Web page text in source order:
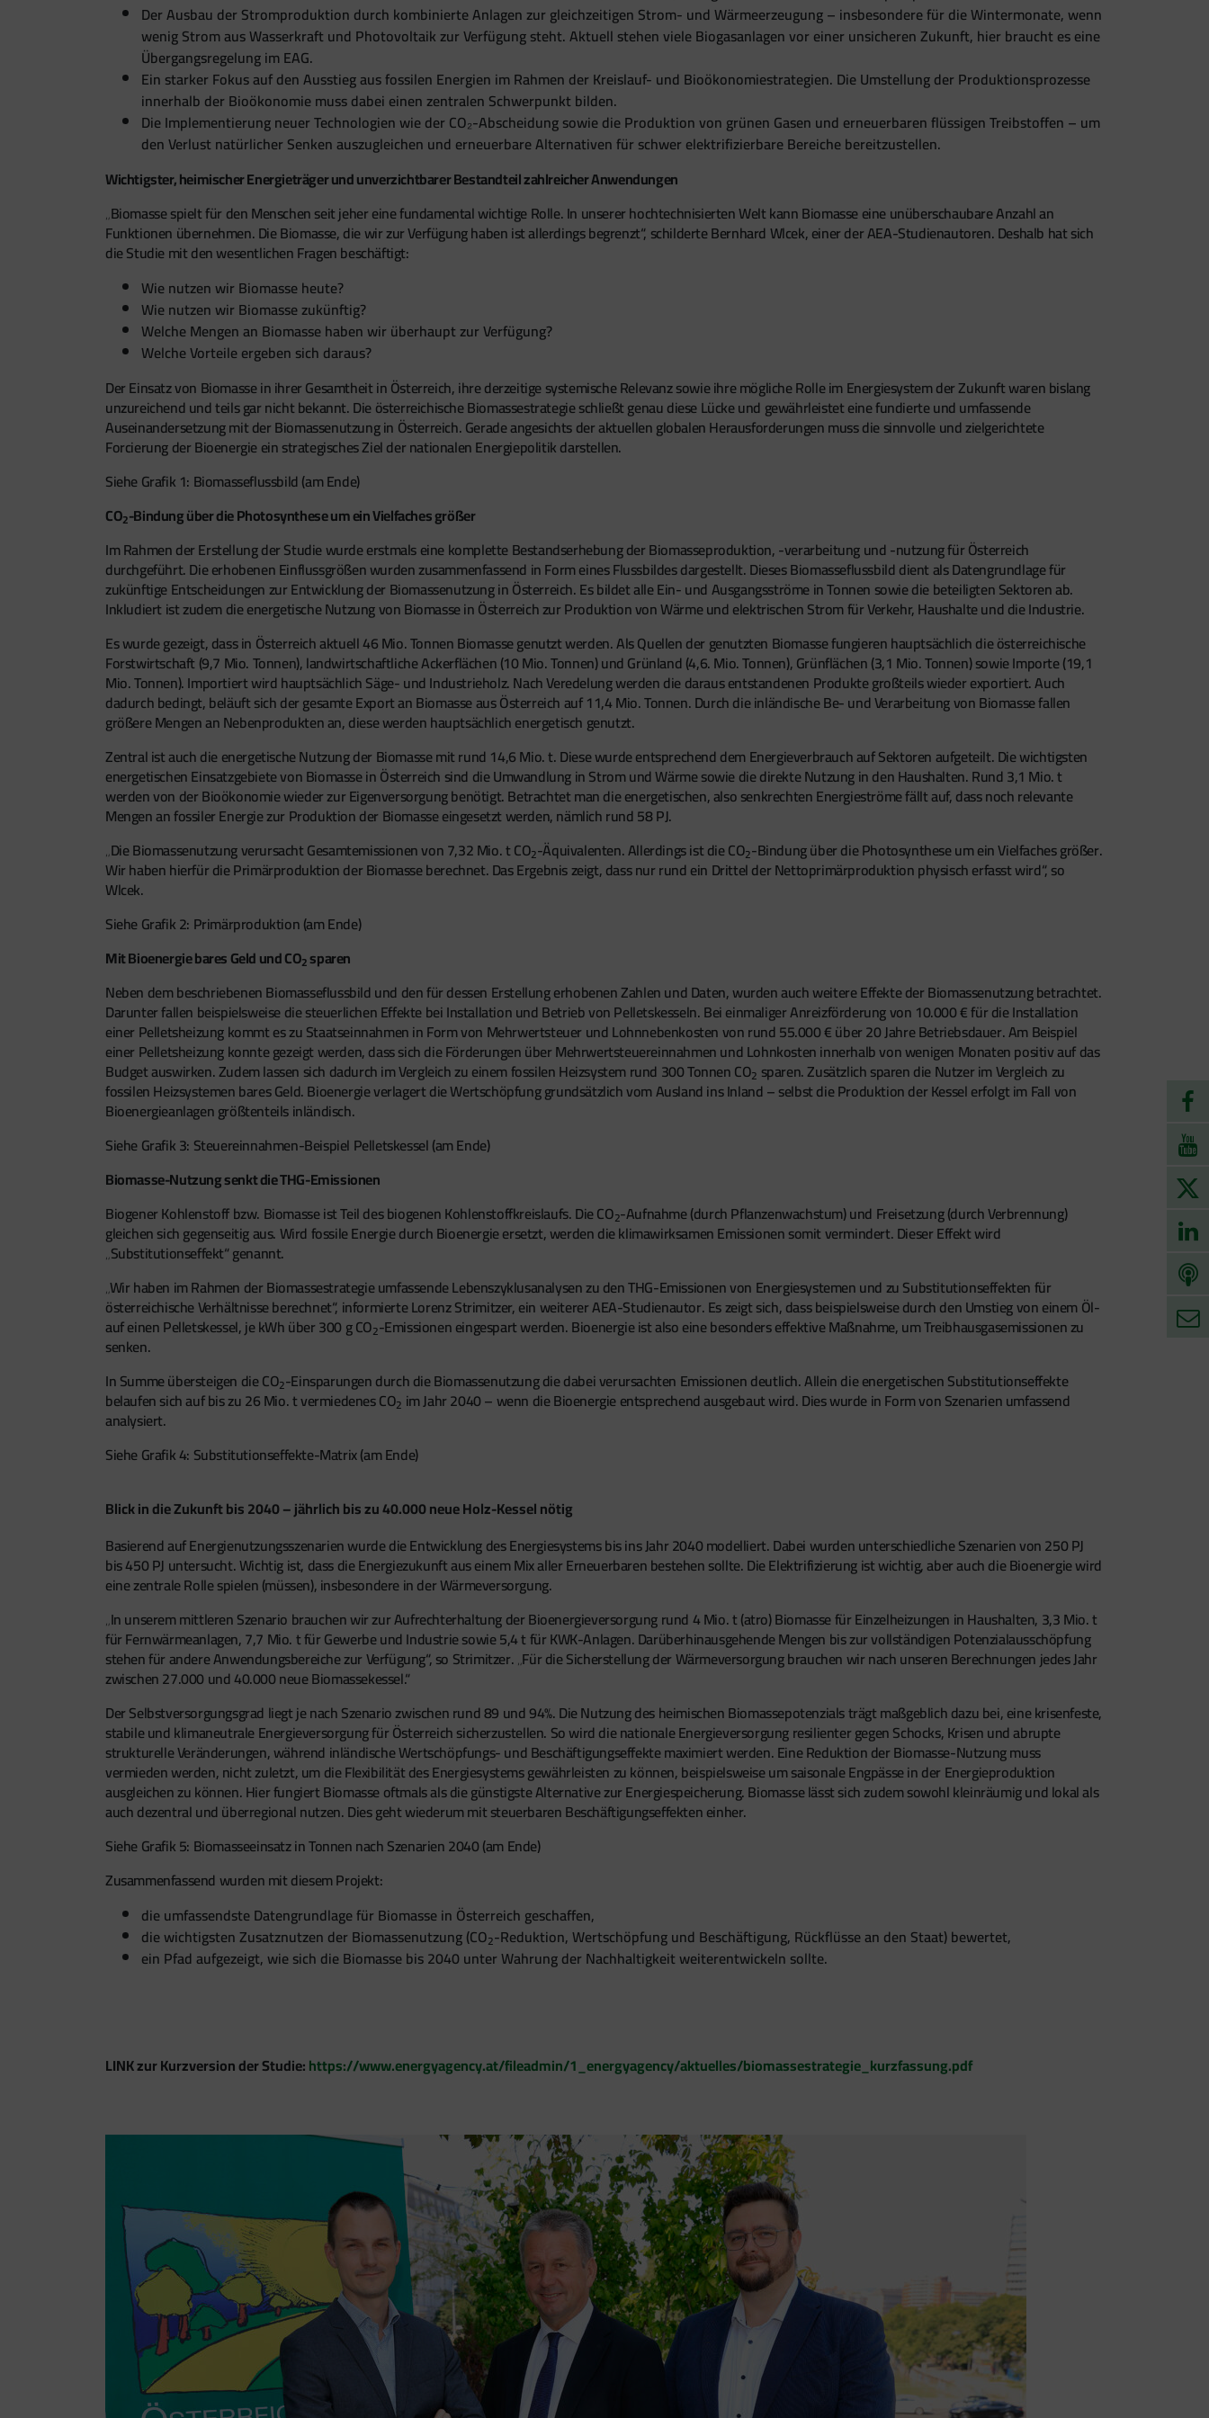
Der Ausbau der Stromproduktion durch kombinierte Anlagen zur gleichzeitigen Strom- und Wärmeerzeugung – insbesondere für die Wintermonate, wenn
wenig Strom aus Wasserkraft und Photovoltaik zur Verfügung steht. Aktuell stehen viele Biogasanlagen vor einer unsicheren Zukunft, hier braucht es eine
Übergangsregelung im EAG.
Ein starker Fokus auf den Ausstieg aus fossilen Energien im Rahmen der Kreislauf- und Bioökonomiestrategien. Die Umstellung der Produktionsprozesse
innerhalb der Bioökonomie muss dabei einen zentralen Schwerpunkt bilden.
Die Implementierung neuer Technologien wie der CO₂-Abscheidung sowie die Produktion von grünen Gasen und erneuerbaren flüssigen Treibstoffen – um
den Verlust natürlicher Senken auszugleichen und erneuerbare Alternativen für schwer elektrifizierbare Bereiche bereitzustellen.
Wichtigster, heimischer Energieträger und unverzichtbarer Bestandteil zahlreicher Anwendungen
„Biomasse spielt für den Menschen seit jeher eine fundamental wichtige Rolle. In unserer hochtechnisierten Welt kann Biomasse eine unüberschaubare Anzahl an
Funktionen übernehmen. Die Biomasse, die wir zur Verfügung haben ist allerdings begrenzt“, schilderte Bernhard Wlcek, einer der AEA-Studienautoren. Deshalb hat sich
die Studie mit den wesentlichen Fragen beschäftigt:
Wie nutzen wir Biomasse heute?
Wie nutzen wir Biomasse zukünftig?
Welche Mengen an Biomasse haben wir überhaupt zur Verfügung?
Welche Vorteile ergeben sich daraus?
Der Einsatz von Biomasse in ihrer Gesamtheit in Österreich, ihre derzeitige systemische Relevanz sowie ihre mögliche Rolle im Energiesystem der Zukunft waren bislang
unzureichend und teils gar nicht bekannt. Die österreichische Biomassestrategie schließt genau diese Lücke und gewährleistet eine fundierte und umfassende
Auseinandersetzung mit der Biomassenutzung in Österreich. Gerade angesichts der aktuellen globalen Herausforderungen muss die sinnvolle und zielgerichtete
Forcierung der Bioenergie ein strategisches Ziel der nationalen Energiepolitik darstellen.
Siehe Grafik 1: Biomasseflussbild (am Ende)
CO2-Bindung über die Photosynthese um ein Vielfaches größer
Im Rahmen der Erstellung der Studie wurde erstmals eine komplette Bestandserhebung der Biomasseproduktion, -verarbeitung und -nutzung für Österreich
durchgeführt. Die erhobenen Einflussgrößen wurden zusammenfassend in Form eines Flussbildes dargestellt. Dieses Biomasseflussbild dient als Datengrundlage für
zukünftige Entscheidungen zur Entwicklung der Biomassenutzung in Österreich. Es bildet alle Ein- und Ausgangsströme in Tonnen sowie die beteiligten Sektoren ab.
Inkludiert ist zudem die energetische Nutzung von Biomasse in Österreich zur Produktion von Wärme und elektrischen Strom für Verkehr, Haushalte und die Industrie.
Es wurde gezeigt, dass in Österreich aktuell 46 Mio. Tonnen Biomasse genutzt werden. Als Quellen der genutzten Biomasse fungieren hauptsächlich die österreichische
Forstwirtschaft (9,7 Mio. Tonnen), landwirtschaftliche Ackerflächen (10 Mio. Tonnen) und Grünland (4,6. Mio. Tonnen), Grünflächen (3,1 Mio. Tonnen) sowie Importe (19,1
Mio. Tonnen). Importiert wird hauptsächlich Säge- und Industrieholz. Nach Veredelung werden die daraus entstandenen Produkte großteils wieder exportiert. Auch
dadurch bedingt, beläuft sich der gesamte Export an Biomasse aus Österreich auf 11,4 Mio. Tonnen. Durch die inländische Be- und Verarbeitung von Biomasse fallen
größere Mengen an Nebenprodukten an, diese werden hauptsächlich energetisch genutzt.
Zentral ist auch die energetische Nutzung der Biomasse mit rund 14,6 Mio. t. Diese wurde entsprechend dem Energieverbrauch auf Sektoren aufgeteilt. Die wichtigsten
energetischen Einsatzgebiete von Biomasse in Österreich sind die Umwandlung in Strom und Wärme sowie die direkte Nutzung in den Haushalten. Rund 3,1 Mio. t
werden von der Bioökonomie wieder zur Eigenversorgung benötigt. Betrachtet man die energetischen, also senkrechten Energieströme fällt auf, dass noch relevante
Mengen an fossiler Energie zur Produktion der Biomasse eingesetzt werden, nämlich rund 58 PJ.
„Die Biomassenutzung verursacht Gesamtemissionen von 7,32 Mio. t CO2-Äquivalenten. Allerdings ist die CO2-Bindung über die Photosynthese um ein Vielfaches größer.
Wir haben hierfür die Primärproduktion der Biomasse berechnet. Das Ergebnis zeigt, dass nur rund ein Drittel der Nettoprimärproduktion physisch erfasst wird“, so
Wlcek.
Siehe Grafik 2: Primärproduktion (am Ende)
Mit Bioenergie bares Geld und CO2sparen
Neben dem beschriebenen Biomasseflussbild und den für dessen Erstellung erhobenen Zahlen und Daten, wurden auch weitere Effekte der Biomassenutzung betrachtet.
Darunter fallen beispielsweise die steuerlichen Effekte bei Installation und Betrieb von Pelletskesseln. Bei einmaliger Anreizförderung von 10.000 € für die Installation
einer Pelletsheizung kommt es zu Staatseinnahmen in Form von Mehrwertsteuer und Lohnnebenkosten von rund 55.000 € über 20 Jahre Betriebsdauer. Am Beispiel
einer Pelletsheizung konnte gezeigt werden, dass sich die Förderungen über Mehrwertsteuereinnahmen und Lohnkosten innerhalb von wenigen Monaten positiv auf das
Budget auswirken. Zudem lassen sich dadurch im Vergleich zu einem fossilen Heizsystem rund 300 Tonnen CO2 sparen. Zusätzlich sparen die Nutzer im Vergleich zu
fossilen Heizsystemen bares Geld. Bioenergie verlagert die Wertschöpfung grundsätzlich vom Ausland ins Inland – selbst die Produktion der Kessel erfolgt im Fall von
Bioenergieanlagen größtenteils inländisch.
Siehe Grafik 3: Steuereinnahmen-Beispiel Pelletskessel (am Ende)
Biomasse-Nutzung senkt die THG-Emissionen
Biogener Kohlenstoff bzw. Biomasse ist Teil des biogenen Kohlenstoffkreislaufs. Die CO2-Aufnahme (durch Pflanzenwachstum) und Freisetzung (durch Verbrennung)
gleichen sich gegenseitig aus. Wird fossile Energie durch Bioenergie ersetzt, werden die klimawirksamen Emissionen somit vermindert. Dieser Effekt wird
„Substitutionseffekt“ genannt.
„Wir haben im Rahmen der Biomassestrategie umfassende Lebenszyklusanalysen zu den THG-Emissionen von Energiesystemen und zu Substitutionseffekten für
österreichische Verhältnisse berechnet“, informierte Lorenz Strimitzer, ein weiterer AEA-Studienautor. Es zeigt sich, dass beispielsweise durch den Umstieg von einem Öl-
auf einen Pelletskessel, je kWh über 300 g CO2-Emissionen eingespart werden. Bioenergie ist also eine besonders effektive Maßnahme, um Treibhausgasemissionen zu
senken.
In Summe übersteigen die CO2-Einsparungen durch die Biomassenutzung die dabei verursachten Emissionen deutlich. Allein die energetischen Substitutionseffekte
belaufen sich auf bis zu 26 Mio. t vermiedenes CO2 im Jahr 2040 – wenn die Bioenergie entsprechend ausgebaut wird. Dies wurde in Form von Szenarien umfassend
analysiert.
Siehe Grafik 4: Substitutionseffekte-Matrix (am Ende)
Blick in die Zukunft bis 2040 – jährlich bis zu 40.000 neue Holz-Kessel nötig
Basierend auf Energienutzungsszenarien wurde die Entwicklung des Energiesystems bis ins Jahr 2040 modelliert. Dabei wurden unterschiedliche Szenarien von 250 PJ
bis 450 PJ untersucht. Wichtig ist, dass die Energiezukunft aus einem Mix aller Erneuerbaren bestehen sollte. Die Elektrifizierung ist wichtig, aber auch die Bioenergie wird
eine zentrale Rolle spielen (müssen), insbesondere in der Wärmeversorgung.
„In unserem mittleren Szenario brauchen wir zur Aufrechterhaltung der Bioenergieversorgung rund 4 Mio. t (atro) Biomasse für Einzelheizungen in Haushalten, 3,3 Mio. t
für Fernwärmeanlagen, 7,7 Mio. t für Gewerbe und Industrie sowie 5,4 t für KWK-Anlagen. Darüberhinausgehende Mengen bis zur vollständigen Potenzialausschöpfung
stehen für andere Anwendungsbereiche zur Verfügung“, so Strimitzer. „Für die Sicherstellung der Wärmeversorgung brauchen wir nach unseren Berechnungen jedes Jahr
zwischen 27.000 und 40.000 neue Biomassekessel.“
Der Selbstversorgungsgrad liegt je nach Szenario zwischen rund 89 und 94%. Die Nutzung des heimischen Biomassepotenzials trägt maßgeblich dazu bei, eine krisenfeste,
stabile und klimaneutrale Energieversorgung für Österreich sicherzustellen. So wird die nationale Energieversorgung resilienter gegen Schocks, Krisen und abrupte
strukturelle Veränderungen, während inländische Wertschöpfungs- und Beschäftigungseffekte maximiert werden. Eine Reduktion der Biomasse-Nutzung muss
vermieden werden, nicht zuletzt, um die Flexibilität des Energiesystems gewährleisten zu können, beispielsweise um saisonale Engpässe in der Energieproduktion
ausgleichen zu können. Hier fungiert Biomasse oftmals als die günstigste Alternative zur Energiespeicherung. Biomasse lässt sich zudem sowohl kleinräumig und lokal als
auch dezentral und überregional nutzen. Dies geht wiederum mit steuerbaren Beschäftigungseffekten einher.
Siehe Grafik 5: Biomasseeinsatz in Tonnen nach Szenarien 2040 (am Ende)
Zusammenfassend wurden mit diesem Projekt:
die umfassendste Datengrundlage für Biomasse in Österreich geschaffen,
die wichtigsten Zusatznutzen der Biomassenutzung (CO2-Reduktion, Wertschöpfung und Beschäftigung, Rückflüsse an den Staat) bewertet,
ein Pfad aufgezeigt, wie sich die Biomasse bis 2040 unter Wahrung der Nachhaltigkeit weiterentwickeln sollte.
LINK zur Kurzversion der Studie:https://www.energyagency.at/fileadmin/1_energyagency/aktuelles/biomassestrategie_kurzfassung.pdf